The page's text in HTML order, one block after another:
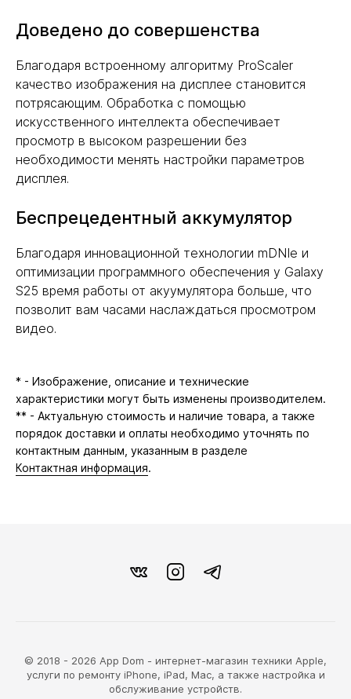
Доведено до совершенства
Благодаря встроенному алгоритму ProScaler
качество изображения на дисплее становится
потрясающим. Обработка с помощью
искусственного интеллекта обеспечивает
просмотр в высоком разрешении без
необходимости менять настройки параметров
дисплея.
Беспрецедентный аккумулятор
Благодаря инновационной технологии mDNIe и
оптимизации программного обеспечения у Galaxy
S25 время работы от акуумулятора больше, что
позволит вам часами наслаждаться просмотром
видео.
* - Изображение, описание и технические
характеристики могут быть изменены производителем.
** - Актуальную стоимость и наличие товара, а также
порядок доставки и оплаты необходимо уточнять по
контактным данным, указанным в разделе
Контактная информация.
© 2018 - 2026 App Dom - интернет-магазин техники Apple,
услуги по ремонту iPhone, iPad, Mac, а также настройка и
обслуживание устройств.